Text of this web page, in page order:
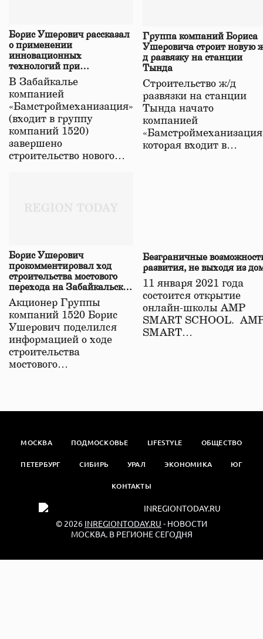
Борис Ушерович рассказал
о применении
инновационных
технологий при
строительстве нового моста
в Забайкалье
В Забайкалье
компанией
«Бамстроймеханизация»
(входит в группу
компаний 1520)
завершено
строительство нового…
Группа компаний Бориса
Ушеровича строит новую
д развязку на станции
Тында
Строительство ж/д
развязки на станции
Тында начато
компанией
которая входит в…
Борис Ушерович
прокомментировал ход
строительства мостового
перехода на Забайкальской
железной дороге
Акционер Группы
компаний 1520 Борис
Ушерович поделился
информацией о ходе
строительства
мостового…
Безграничные
развития, не выходя из
11 января 2021 года
состоится открытие
онлайн-школы АМР
SMART SCHOOL.
SMART…
МОСКВА ПОДМОСКОВЬЕ LIFESTYLE ОБЩЕСТВО
ПЕТЕРБУРГ СИБИРЬ УРАЛ ЭКОНОМИКА ЮГ
КОНТАКТЫ
© 2026 INREGIONTODAY.RU - НОВОСТИ
МОСКВА. В РЕГИОНЕ СЕГОДНЯ